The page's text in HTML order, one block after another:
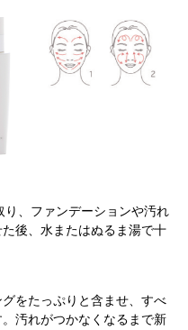
、ファンデーションや汚れ
後、水またはぬるま湯で十
をたっぷりと含ませ、すべ
汚れがつかなくなるまで新